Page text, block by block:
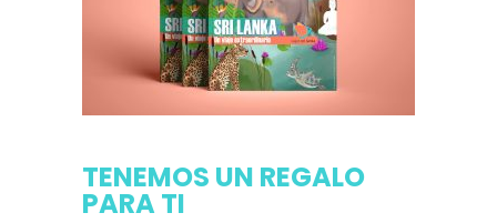
TENEMOS UN REGALO
PARA TI